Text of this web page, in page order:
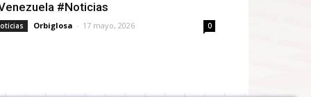
#Noticias
Orbiglosa - 17 mayo, 2026 0